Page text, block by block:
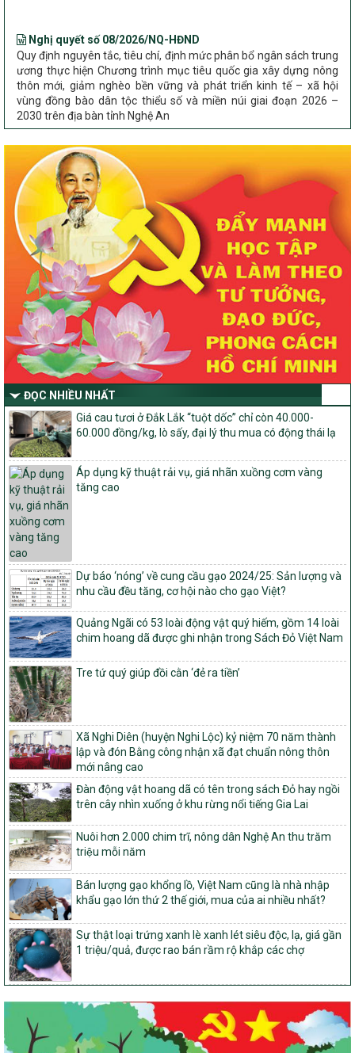
Quy định nguyên tắc, tiêu chí, định mức phân bổ ngân sách trung
ương thực hiện Chương trình mục tiêu quốc gia xây dựng nông
thôn mới, giảm nghèo bền vững và phát triển kinh tế – xã hội
vùng đồng bào dân tộc thiểu số và miền núi giai đoạn 2026 –
2030 trên địa bàn tỉnh Nghệ An
Chỉ Thị số 22-CT/TU
nông thôn mới, giảm nghèo bền vững và phát triển kinh tế – xã
hội vùng đồng bào dân tộc thiểu số và miền núi giai đoạn 2026 –
2030 trên địa bàn tỉnh Nghệ An
Quyết định số 2490/QĐ-UBND
Về việc thành lập Ban Chỉ đạo Chương trình mục tiều quốc gia xây
dựng nông thôn mới, giảm nghèo bền vững và phát triển kinh tế –
xã hội vùng đồng bào dân tộc thiểu số và miền núi giai đoạn 2026
-2030 tỉnh Nghệ An
Thông tư Số 23/2026/TT-BNNMT
Thông tư Hướng dẫn thực hiện một số nội dung Chương trình
mục tiêu quốc gia xây dựng nông thôn mới, giảm nghèo bền
vững và phát triển kinh tế – xã hội vùng đồng bào dân tộc thiểu
số và miền núi giai đoạn 2026-2030 thuộc phạm vi quản lý nhà
nước của Bộ Nông nghiệp và Môi trường
Quyết định số: 26/2026/QĐ-TTg
Quyết định ban hành Bộ tiêu chí và quy trình đánh giá, phân hạng
sản phẩm Mỗi xã một sản phẩm
số: 19/2026/QĐ-TTg
Quy định điều kiện, trình tự, thủ tục, hồ sơ xét, công nhận, công bố
và thu hồi quyết định công nhận xã đạt chuẩn nông thôn mới, xã
đạt nông thôn mới hiện đại và tỉnh, thành phố hoàn thành nhiệm
vụ xây dựng nông thôn mới giai đoạn 2026 – 2030
Quyết định số 16/2026/QĐ-TTg
Quy định nguyên tắc, tiêu chí, định mức phân bổ ngân sách trung
ương và tỉ lệ vốn đối ứng ngân sách của địa phương thực hiện
Chương trình mục tiêu quốc gia xây dựng nông thôn mới, giảm
nghèo bền vững và phát triển kinh tế – xã hội vùng đồng bào dân
tộc thiểu số và miền núi giai đoạn 2026 – 2030
1451/QĐ-UBND
Phê duyệt danh sách các xã thuộc nhóm 1, nhóm 2, nhóm 3
trong xây dựng nông thôn mới giai đoạn 2026-2030 trên địa bàn
tỉnh Nghệ An
103/PTNT-NTM
Về việc đăng ký thực hiện Dự án liên kết theo chuỗi giá trị thuộc
Dự án 2 – Chương trình Mục tiêu quốc gia Giảm nghèo bền vững
giai đoạn 2021-2025 được kéo dài sang năm 2026
827/QĐ-BNNMT
Quyết định Ban hành Kế hoạch triển khai thực hiện Chương trình
mục tiêu quốc gia xây dựng nông thôn mới, giảm nghèo bền
vững và phát triển kinh tế – xã hội vùng đồng bào dân tộc thiểu
số và miền núi giai đoạn 2026-2035, giai đoạn I: Từ năm 2026
đến năm 2030
14/2026/TT-BNNMT
Hướng dẫn thực hiện một số nội dung tiêu chí, điều kiện thuộc Bộ
tiêu chí quốc gia về nông thôn mới giai đoạn 2026 – 2030 thuộc
phạm vi quản lý nhà nước của Bộ Nông nghiệp và Môi trường
417/QĐ-BNNMT
Phê duyệt Chương trình mục tiêu quốc gia xây dựng nông thôn
mới, giảm nghèo bền vững và phát triển kinh tế – xã hội vùng
đồng bào dân tộc thiểu số và miền núi giai đoạn 2026-2035, giai
đoạn I: Từ năm 2026 đến năm 2030
Nghị quyết số 08/2026/NQ-HĐND
Quy định nguyên tắc, tiêu chí, định mức phân bổ ngân sách trung
ĐỌC NHIỀU NHẤT
Giá cau tươi ở Đắk Lắk “tuột dốc” chỉ còn 40.000-
60.000 đồng/kg, lò sấy, đại lý thu mua có động thái lạ
Áp dụng kỹ thuật rải vụ, giá nhãn xuồng cơm vàng
tăng cao
Dự báo ‘nóng’ về cung cầu gạo 2024/25: Sản lượng và
nhu cầu đều tăng, cơ hội nào cho gạo Việt?
Quảng Ngãi có 53 loài động vật quý hiếm, gồm 14 loài
chim hoang dã được ghi nhận trong Sách Đỏ Việt Nam
Tre tứ quý giúp đồi cằn ‘đẻ ra tiền’
Xã Nghi Diên (huyện Nghi Lộc) kỷ niệm 70 năm thành
lập và đón Bằng công nhận xã đạt chuẩn nông thôn
mới nâng cao
Đàn động vật hoang dã có tên trong sách Đỏ hay ngồi
trên cây nhìn xuống ở khu rừng nổi tiếng Gia Lai
Nuôi hơn 2.000 chim trĩ, nông dân Nghệ An thu trăm
triệu mỗi năm
Bán lượng gạo khổng lồ, Việt Nam cũng là nhà nhập
khẩu gạo lớn thứ 2 thế giới, mua của ai nhiều nhất?
Sự thật loại trứng xanh lè xanh lét siêu độc, lạ, giá gần
1 triệu/quả, được rao bán rầm rộ khắp các chợ